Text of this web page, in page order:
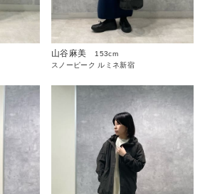
山谷麻美
153cm
スノーピーク ルミネ新宿